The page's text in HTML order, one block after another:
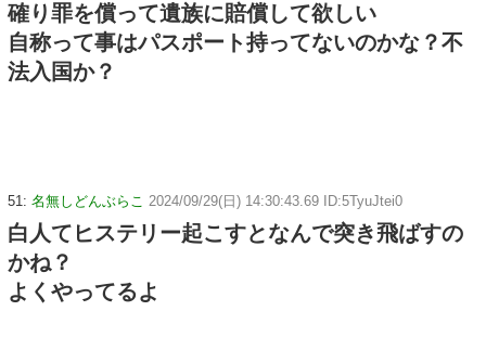
確り罪を償って遺族に賠償して欲しい
自称って事はパスポート持ってないのかな？不
法入国か？
51: 名無しどんぶらこ 2024/09/29(日) 14:30:43.69 ID:5TyuJtei0
白人てヒステリー起こすとなんで突き飛ばすの
かね？
よくやってるよ